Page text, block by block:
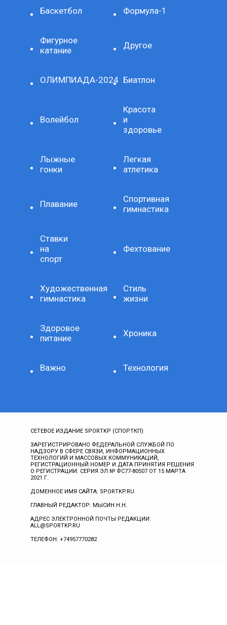
Баскетбол Формула-1
Фигурное
катание
Другое
ОЛИМПИАДА-2024 Биатлон
Волейбол
Красота
и
здоровье
Лыжные
гонки
Легкая
атлетика
Плавание
Спортивная
гимнастика
Ставки
на
спорт
Фехтование
Художественная
гимнастика
Стиль
жизни
Здоровое
питание
Хроника
Важно Технология
СЕТЕВОЕ ИЗДАНИЕ SPORTKP (СПОРТКП)
ЗАРЕГИСТРИРОВАНО ФЕДЕРАЛЬНОЙ СЛУЖБОЙ ПО
НАДЗОРУ В СФЕРЕ СВЯЗИ, ИНФОРМАЦИОННЫХ
ТЕХНОЛОГИЙ И МАССОВЫХ КОММУНИКАЦИЙ,
РЕГИСТРАЦИОННЫЙ НОМЕР И ДАТА ПРИНЯТИЯ РЕШЕНИЯ
О РЕГИСТРАЦИИ: СЕРИЯ ЭЛ № ФС77-80507 ОТ 15 МАРТА
2021 Г.
ДОМЕННОЕ ИМЯ САЙТА: SPORTKP.RU
ГЛАВНЫЙ РЕДАКТОР: МЫСИН Н.Н.
АДРЕС ЭЛЕКТРОННОЙ ПОЧТЫ РЕДАКЦИИ:
ALL@SPORTKP.RU
ТЕЛЕФОН: +74957770282